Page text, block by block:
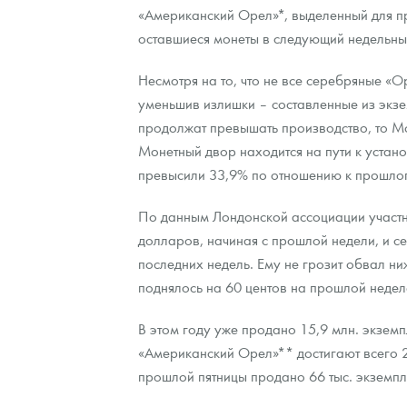
Золотой червонец Сеятель
Золотые слитки
Гарри Поттер
Флот: ледоколы и корабли
Жетоны "Необыкновенные обитатели глубин"
Русская нумизматика
Выкуп монет
Выкуп серебряных монет
Вопрос - ответ
Памятка для работы с монетами из драгметаллов
Условия возврата
Политика конфиденциальности
Политика использования Cookies
Распродажа монет и жетонов
Итоги 2025 года. Прогноз курсов золота,
Cтатьи
Георгий Победоносец - динамика цен
Курс золота и серебра
Лом выкуп
Контакты
О нас
Письмо директору
«Американский Орел»*, выделенный для
оставшиеся монеты в следующий
Несмотря на то, что не все серебряные
уменьшив излишки – составленные из
продолжат превышать производство, то
Монетный двор находится на пути к
превысили 33,9% по отношению к
По данным Лондонской ассоциации
долларов, начиная с прошлой недели, и
последних недель. Ему не грозит обвал
поднялось на 60 центов на прошлой
В этом году уже продано 15,9 млн.
«Американский Орел»** достигают
прошлой пятницы продано 66 тыс.